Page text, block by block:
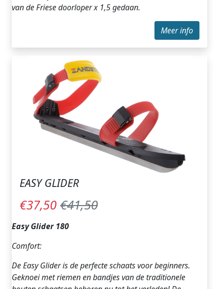
van de Friese doorloper x 1,5 gedaan.
Meer info
EASY GLIDER
€37,50 €41,50
Easy Glider 180
Comfort:
De Easy Glider is de perfecte schaats voor beginners.
Geknoei met riemen en bandjes van de traditionele